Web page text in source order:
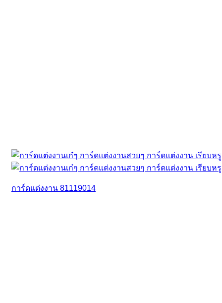
การ์ดแต่งงาน 81119014